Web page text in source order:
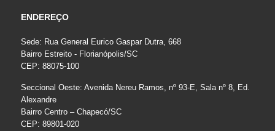
ENDEREÇO
Sede: Rua General Eurico Gaspar Dutra, 668
Bairro Estreito - Florianópolis/SC
CEP: 88075-100
Seccional Oeste: Avenida Nereu Ramos, nº 93-E, Sala nº 8, Ed.
Alexandre
Bairro Centro – Chapecó/SC
CEP: 89801-020